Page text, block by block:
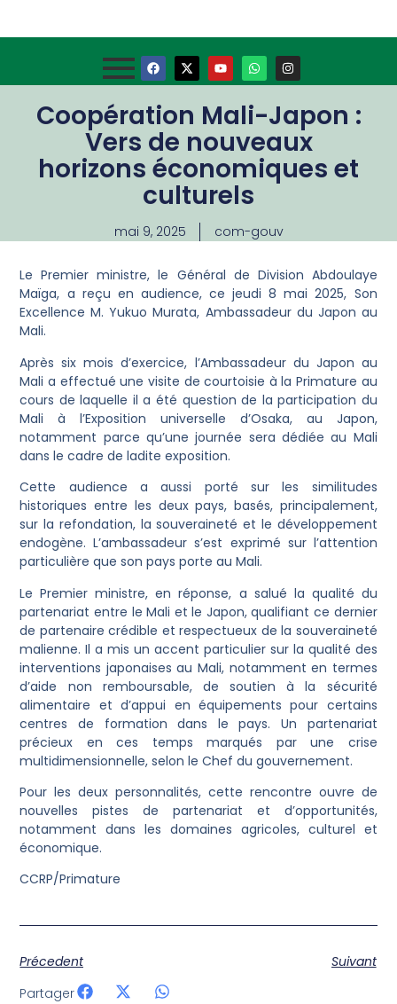
Coopération Mali-Japon :
Vers de nouveaux
horizons économiques et
culturels
mai 9, 2025 com-gouv
Le Premier ministre, le Général de Division Abdoulaye
Maïga, a reçu en audience, ce jeudi 8 mai 2025, Son
Excellence M. Yukuo Murata, Ambassadeur du Japon au
Mali.
Après six mois d’exercice, l’Ambassadeur du Japon au
Mali a effectué une visite de courtoisie à la Primature au
cours de laquelle il a été question de la participation du
Mali à l’Exposition universelle d’Osaka, au Japon,
notamment parce qu’une journée sera dédiée au Mali
dans le cadre de ladite exposition.
Cette audience a aussi porté sur les similitudes
historiques entre les deux pays, basés, principalement,
sur la refondation, la souveraineté et le développement
endogène. L’ambassadeur s’est exprimé sur l’attention
particulière que son pays porte au Mali.
Le Premier ministre, en réponse, a salué la qualité du
partenariat entre le Mali et le Japon, qualifiant ce dernier
de partenaire crédible et respectueux de la souveraineté
malienne. Il a mis un accent particulier sur la qualité des
interventions japonaises au Mali, notamment en termes
d’aide non remboursable, de soutien à la sécurité
alimentaire et d’appui en équipements pour certains
centres de formation dans le pays. Un partenariat
précieux en ces temps marqués par une crise
multidimensionnelle, selon le Chef du gouvernement.
Pour les deux personnalités, cette rencontre ouvre de
nouvelles pistes de partenariat et d’opportunités,
notamment dans les domaines agricoles, culturel et
économique.
CCRP/Primature
Précedent
Suivant
Partager